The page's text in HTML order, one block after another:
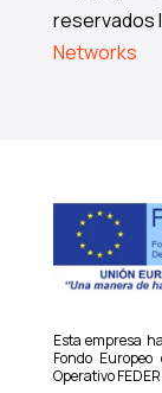
reservados
Networks
Esta empresa
Fondo
Operativo